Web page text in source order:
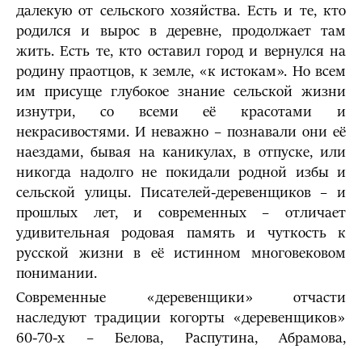
далекую от сельского хозяйства. Есть и те, кто
родился и вырос в деревне, продолжает там
жить. Есть те, кто оставил город и вернулся на
родину праотцов, к земле, «к истокам». Но всем
им присуще глубокое знание сельской жизни
изнутри, со всеми её красотами и
некрасивостями. И неважно – познавали они её
наездами, бывая на каникулах, в отпуске, или
никогда надолго не покидали родной избы и
сельской улицы. Писателей-деревенщиков – и
прошлых лет, и современных – отличает
удивительная родовая память и чуткость к
русской жизни в её истинном многовековом
понимании.
Современные «деревенщики» отчасти
наследуют традиции когорты «деревенщиков»
60-70-х – Белова, Распутина, Абрамова,